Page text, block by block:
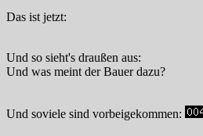
Das ist jetzt:
Und so sieht's draußen aus:
Und was meint der Bauer dazu?
Und soviele sind vorbeigekommen: